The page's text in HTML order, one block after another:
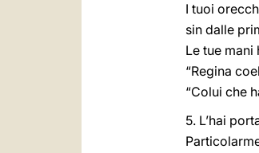
I tuoi
sin dalle
Le tue
“Regina
“Colui che
5. L’hai